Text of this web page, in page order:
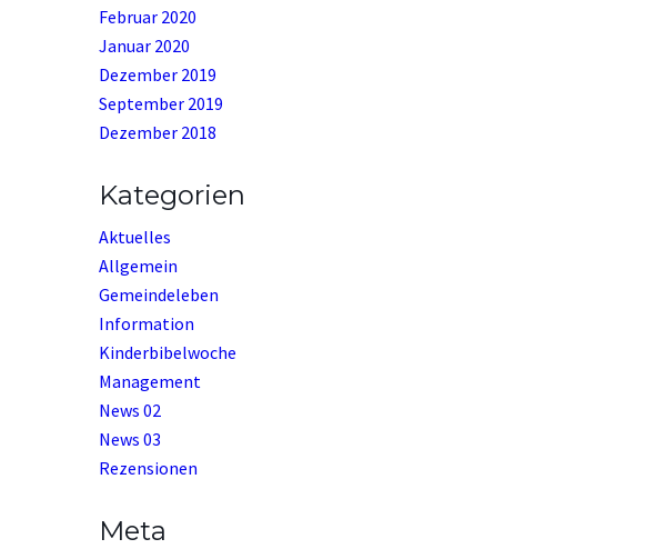
Februar 2020
Januar 2020
Dezember 2019
September 2019
Dezember 2018
Kategorien
Aktuelles
Allgemein
Gemeindeleben
Information
Kinderbibelwoche
Management
News 02
News 03
Rezensionen
Meta